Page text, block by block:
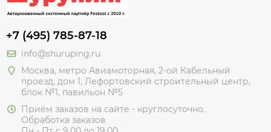
+7 (495) 785-87-18
info@shuruping.ru
Москва, метро Авиамоторная, 2-ой Кабельный
проезд, дом 1, Лефортовский строительный центр,
блок №1, павильон №5
Приём заказов на сайте - круглосуточно.
Обработка заказов